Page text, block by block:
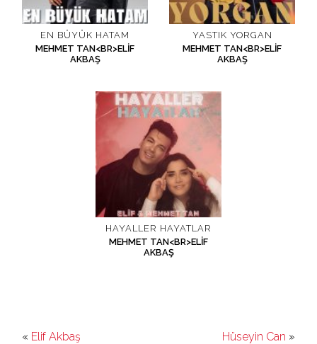
Albümler
EN BÜYÜK HATAM
MEHMET TAN<BR>ELIF
AKBAŞ
YASTIK YORGAN
MEHMET TAN<BR>ELIF
AKBAŞ
HAYALLER HAYATLAR
MEHMET TAN<BR>ELIF
AKBAŞ
« Elif Akbaş Hüseyin Can »